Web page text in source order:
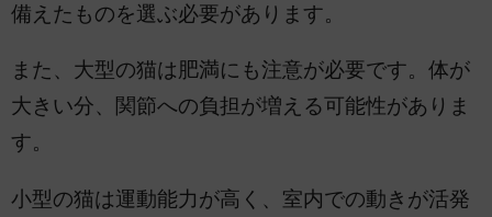
備えたものを選ぶ必要があります。
また、大型の猫は肥満にも注意が必要です。体が
大きい分、関節への負担が増える可能性がありま
す。
小型の猫は運動能力が高く、室内での動きが活発